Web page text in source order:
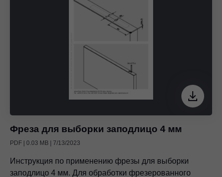
Фреза для выборки заподлицо 4 мм
PDF | 0.03 MB | 7/13/2023
Инструкция по применению фрезы для выборки
заподлицо 4 мм. Для обработки фрезерованного